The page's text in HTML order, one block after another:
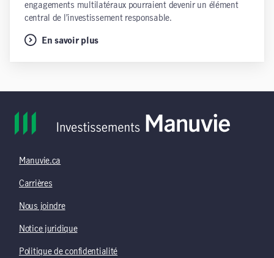
engagements multilatéraux pourraient devenir un élément
central de l’investissement responsable.
En savoir plus
Manuvie.ca
Carrières
Nous joindre
Notice juridique
Politique de confidentialité